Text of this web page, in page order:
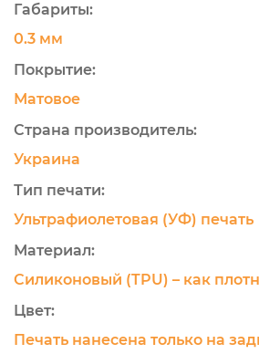
Габариты:
0.3 мм
Покрытие:
Матовое
Страна производитель:
Украина
Тип печати:
Ультрафиолетовая (УФ) печать
Материал:
Силиконовый (TPU) – как
Цвет:
Печать нанесена только на